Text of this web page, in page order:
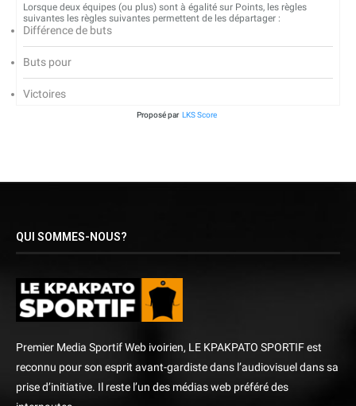
Lorsque deux équipes (ou plus) sont à égalité sur Points, les règles
suivantes les règles suivantes permettent de les départager :
Différence de buts
Buts pour
Victoires
Proposé par LKS Score
QUI SOMMES-NOUS?
Premier Media Sportif Web ivoirien, LE KPAKPATO SPORTIF est
reconnu pour son esprit avant-gardiste dans l’audiovisuel dans sa
prise d’initiative. Il reste l’un des médias web préféré des